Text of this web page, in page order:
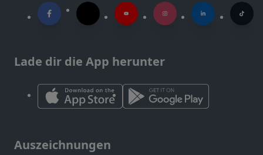
Lade dir die App herunter
Auszeichnungen